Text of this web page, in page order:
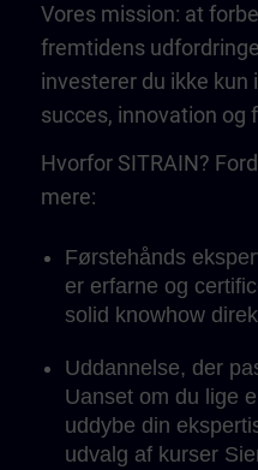
Vores mission: at
fremtidens
investerer du ikke kun
succes, innovation og
Hvorfor SITRAIN?
mere:
Førstehånds
er erfarne og
solid knowhow
Uddannelse, der
Uanset om du lige
uddybe din
udvalg af kurser